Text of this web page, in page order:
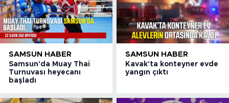
SAMSUN HABER
Samsun'da Muay Thai
Turnuvası heyecanı
başladı
SAMSUN HABER
Kavak'ta konteyner evde
yangın çıktı